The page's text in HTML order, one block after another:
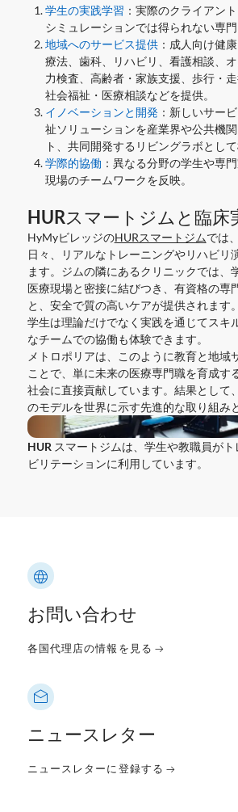
学生の実践学習 ：実際のクライアン
シミュレーションでは得られない専門
地域へのサービス提供：成人向け健
療法、歯科、リハビリ、看護相談、
力検査、高齢者・家族支援、歩行・
社会福祉・医療相談などを提供。
イノベーションと開発 ：新しいサー
祉ソリューションを産業界や公共機
ト、共同開発するリビングラボとして
学際的協働 ：異なる分野の学生や専
現場のチームワークを反映。
HURスマートジムと臨床
HyMyビレッジのHURスマートジムでは
日々、リアルなトレーニングやリハビリ
ます。ジムの隣にあるクリニックでは、
医療現場と密接に結びつき、有資格の専
と、安全で質の高いケアが提供されます
学生は理論だけでなく実践を通じてスキ
なチームでの協働も体験できます。
メトロポリアは、このように教育と地域
ことで、単に未来の医療専門職を育成す
社会に直接貢献しています。結果として
のモデルを世界に示す先進的な取り組み
HUR スマートジムは、学生や教職員が
ビリテーションに利用しています。
お問い合わせ
各国代理店の情報を見る
ニュースレター
ニュースレターに登録する